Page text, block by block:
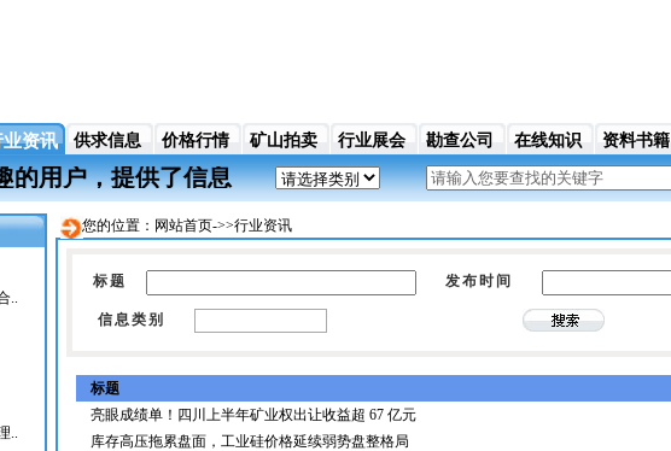
业资讯 供求信息 价格行情 矿山拍卖 行业展会 勘查公司 在线知识 资料书籍
用户，提供了信息，宣传，贸易，资料等多方位的增值服务。
..
..
您的位置：网站首页->>行业资讯
发布时间
标题
信息类别
标题
亮眼成绩单！四川上半年矿业权出让收益超 67 亿元
库存高压拖累盘面，工业硅价格延续弱势盘整格局